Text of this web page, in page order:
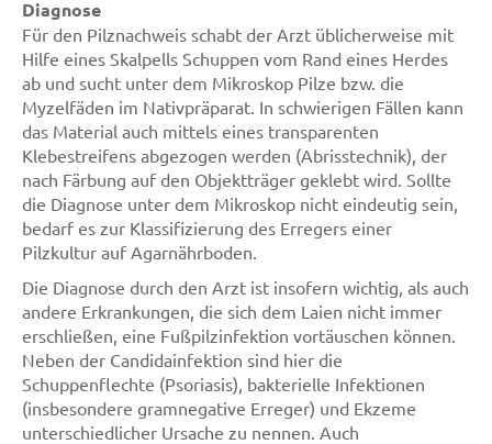
Diagnose
Für den Pilznachweis schabt der Arzt üblicherweise mit
Hilfe eines Skalpells Schuppen vom Rand eines Herdes
ab und sucht unter dem Mikroskop Pilze bzw. die
Myzelfäden im Nativpräparat. In schwierigen Fällen kann
das Material auch mittels eines transparenten
Klebestreifens abgezogen werden (Abrisstechnik), der
nach Färbung auf den Objektträger geklebt wird. Sollte
die Diagnose unter dem Mikroskop nicht eindeutig sein,
bedarf es zur Klassifizierung des Erregers einer
Pilzkultur auf Agarnährboden.
Die Diagnose durch den Arzt ist insofern wichtig, als auch
andere Erkrankungen, die sich dem Laien nicht immer
erschließen, eine Fußpilzinfektion vortäuschen können.
Neben der Candidainfektion sind hier die
Schuppenflechte (Psoriasis), bakterielle Infektionen
(insbesondere gramnegative Erreger) und Ekzeme
unterschiedlicher Ursache zu nennen. Auch